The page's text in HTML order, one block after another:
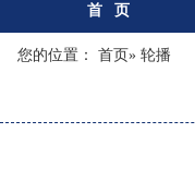
首 页
您的位置： 首页» 轮播